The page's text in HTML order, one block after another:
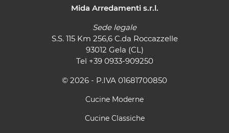
Mida Arredamenti s.r.l.
Sede legale
S.S. 115 Km 256,6 C.da Roccazzelle
93012 Gela (CL)
Tel +39 0933-909250
© 2026 - P.IVA 01681700850
Cucine Moderne
Cucine Classiche